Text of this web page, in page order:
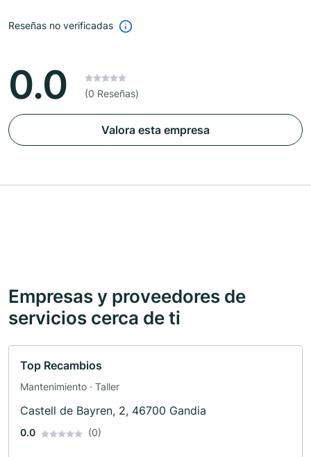
Reseñas no verificadas
0.0 (0 Reseñas)
Valora esta empresa
Empresas y proveedores de
servicios cerca de ti
Top Recambios
Mantenimiento · Taller
Castell de Bayren, 2, 46700 Gandia
0.0 (0)